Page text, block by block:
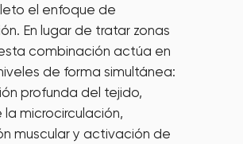
el enfoque de
En lugar de tratar zonas
combinación actúa en
de forma simultánea:
profunda del tejido,
microcirculación,
muscular y activación de